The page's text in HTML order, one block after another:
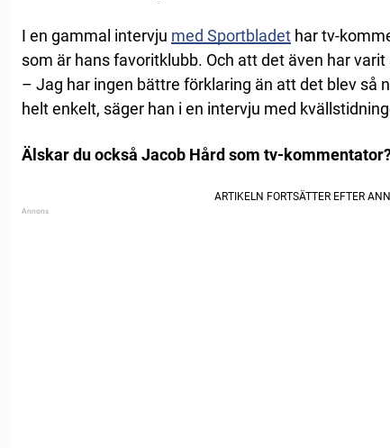
I en gammal intervju med Sportbladet har tv-
som är hans favoritklubb. Och att det även har
– Jag har ingen bättre förklaring än att det blev så
helt enkelt, säger han i en intervju med
Älskar du också Jacob Hård som tv-